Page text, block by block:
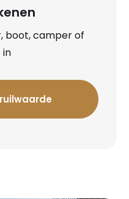
boot, camper of
in